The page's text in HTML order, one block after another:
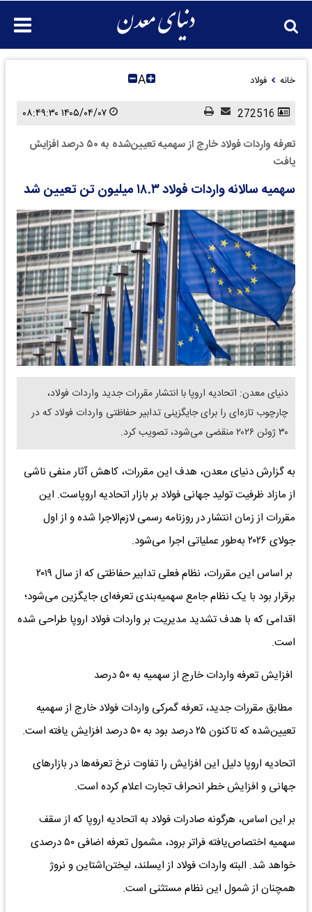
خانه فولاد A
تعرفه واردات فولاد خارج از سهمیه تعیین‌شده به ۵۰ درصد افزایش
یافت
سهمیه سالانه واردات فولاد ۱۸.۳ میلیون تن تعیین شد
دنیای معدن: اتحادیه اروپا با انتشار مقررات جدید واردات فولاد،
چارچوب تازه‌ای را برای جایگزینی تدابیر حفاظتی واردات فولاد که در
۳۰ ژوئن ۲۰۲۶ منقضی می‌شود، تصویب کرد.
به گزارش دنیای معدن، هدف این مقررات، کاهش آثار منفی ناشی
از مازاد ظرفیت تولید جهانی فولاد بر بازار اتحادیه اروپاست. این
مقررات از زمان انتشار در روزنامه رسمی لازم‌الاجرا شده و از اول
جولای ۲۰۲۶ به‌طور عملیاتی اجرا می‌شود.
بر اساس این مقررات، نظام فعلی تدابیر حفاظتی که از سال ۲۰۱۹
برقرار بود با یک نظام جامع سهمیه‌بندی تعرفه‌ای جایگزین می‌شود؛
اقدامی که با هدف تشدید مدیریت بر واردات فولاد اروپا طراحی شده
است.
افزایش تعرفه واردات خارج از سهمیه به ۵۰ درصد
مطابق مقررات جدید، تعرفه گمرکی واردات فولاد خارج از سهمیه
تعیین‌شده که تاکنون ۲۵ درصد بود به ۵۰ درصد افزایش یافته است.
اتحادیه اروپا دلیل این افزایش را تفاوت نرخ تعرفه‌ها در بازارهای
جهانی و افزایش خطر انحراف تجارت اعلام کرده است.
بر این اساس، هرگونه صادرات فولاد به اتحادیه اروپا که از سقف
سهمیه اختصاص‌یافته فراتر برود، مشمول تعرفه اضافی ۵۰ درصدی
خواهد شد. البته واردات فولاد از ایسلند، لیختن‌اشتاین و نروژ
همچنان از شمول این نظام مستثنی است.